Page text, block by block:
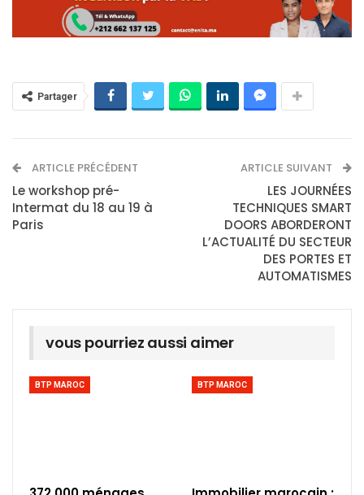
Partager
ARTICLE PRÉCÉDENT
Le workshop pré-
Intermat du 18 au 19 à
Paris
ARTICLE SUIVANT
LES JOURNÉES
TECHNIQUES SMART
DOORS ABORDERONT
L’ACTUALITÉ DU SECTEUR
DES PORTES ET
AUTOMATISMES
vous pourriez aussi aimer
BTP MAROC BTP MAROC